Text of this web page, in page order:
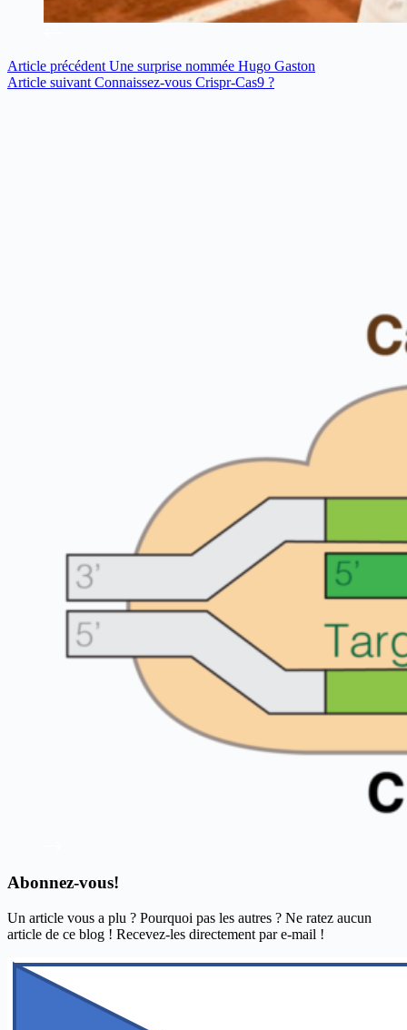
Article précédent Une surprise nommée Hugo Gaston
Article suivant Connaissez-vous Crispr-Cas9 ?
Abonnez-vous!
Un article vous a plu ? Pourquoi pas les autres ? Ne ratez aucun
article de ce blog ! Recevez-les directement par e-mail !